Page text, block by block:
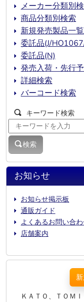
お知らせ
お知らせ掲示板
通販ガイド
よくあるお問い合
店舗案内
メーカー分類別
商品分類別検索
新規発売製品一覧
委託品(J/
委託品(N)
発売入荷・先行
詳細検索
バーコード検索
キーワード検索
検索
ＫＡＴＯ、ＴＯＭ